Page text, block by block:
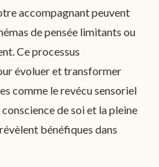
accompagnant peuvent
de pensée limitants ou
Ce processus
évoluer et transformer
comme le revécu sensoriel
de soi et la pleine
bénéfiques dans